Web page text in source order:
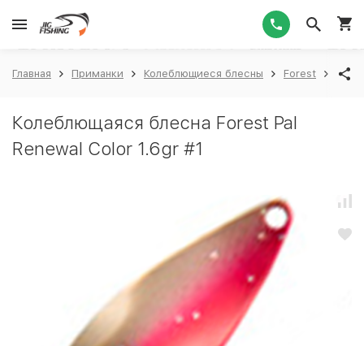
Главная Приманки Колеблющиеся блесны Forest
Колеблющаяся блесна Forest Pal
Renewal Color 1.6gr #1